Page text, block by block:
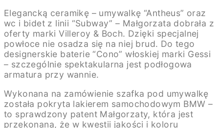
Elegancką ceramikę – umywalkę “Antheus” oraz
wc i bidet z linii “Subway” – Małgorzata dobrała z
oferty marki Villeroy & Boch. Dzięki specjalnej
powłoce nie osadza się na niej brud. Do tego
designerskie baterie “Cono” włoskiej marki Gessi
– szczególnie spektakularna jest podłogowa
armatura przy wannie.
Wykonana na zamówienie szafka pod umywalkę
została pokryta lakierem samochodowym BMW –
to sprawdzony patent Małgorzaty, która jest
przekonana, że w kwestii jakości i koloru